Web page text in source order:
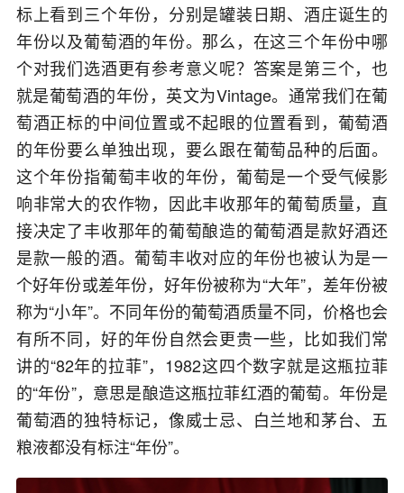
标上看到三个年份，分别是罐装日期、酒庄诞生的
年份以及葡萄酒的年份。那么，在这三个年份中哪
个对我们选酒更有参考意义呢？答案是第三个，也
就是葡萄酒的年份，英文为Vintage。通常我们在葡
萄酒正标的中间位置或不起眼的位置看到，葡萄酒
的年份要么单独出现，要么跟在葡萄品种的后面。
这个年份指葡萄丰收的年份，葡萄是一个受气候影
响非常大的农作物，因此丰收那年的葡萄质量，直
接决定了丰收那年的葡萄酿造的葡萄酒是款好酒还
是款一般的酒。葡萄丰收对应的年份也被认为是一
个好年份或差年份，好年份被称为“大年”，差年份被
称为“小年”。不同年份的葡萄酒质量不同，价格也会
有所不同，好的年份自然会更贵一些，比如我们常
讲的“82年的拉菲”，1982这四个数字就是这瓶拉菲
的“年份”，意思是酿造这瓶拉菲红酒的葡萄。年份是
葡萄酒的独特标记，像威士忌、白兰地和茅台、五
粮液都没有标注“年份”。